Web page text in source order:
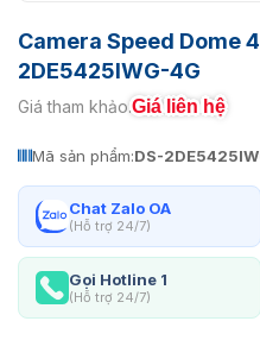
Camera Speed ​​Dome
2DE5425IWG-4G
Giá tham khảo:Giá liên hệ
Mã sản phẩm:DS-
Chat Zalo OA
(Hỗ trợ 24/7)
Gọi Hotline 1
(Hỗ trợ 24/7)